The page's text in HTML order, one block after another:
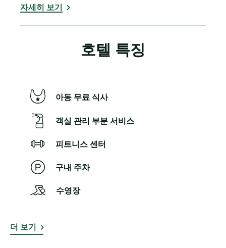
자세히 보기
호텔 특징
아동 무료 식사
객실 관리 부분 서비스
피트니스 센터
구내 주차
수영장
더 보기